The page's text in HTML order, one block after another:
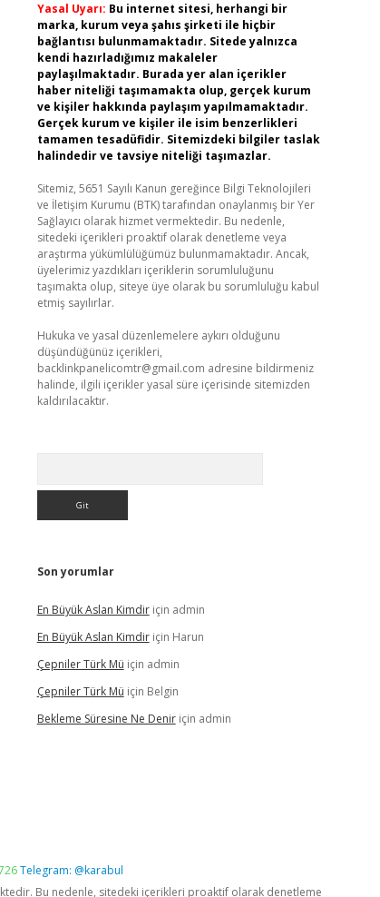
Yasal Uyarı: Bu internet sitesi, herhangi bir
marka, kurum veya şahıs şirketi ile hiçbir
bağlantısı bulunmamaktadır. Sitede yalnızca
kendi hazırladığımız makaleler
paylaşılmaktadır. Burada yer alan içerikler
haber niteliği taşımamakta olup, gerçek kurum
ve kişiler hakkında paylaşım yapılmamaktadır.
Gerçek kurum ve kişiler ile isim benzerlikleri
tamamen tesadüfidir. Sitemizdeki bilgiler taslak
halindedir ve tavsiye niteliği taşımazlar.
Sitemiz, 5651 Sayılı Kanun gereğince Bilgi Teknolojileri
ve İletişim Kurumu (BTK) tarafından onaylanmış bir Yer
Sağlayıcı olarak hizmet vermektedir. Bu nedenle,
sitedeki içerikleri proaktif olarak denetleme veya
araştırma yükümlülüğümüz bulunmamaktadır. Ancak,
üyelerimiz yazdıkları içeriklerin sorumluluğunu
taşımakta olup, siteye üye olarak bu sorumluluğu kabul
etmiş sayılırlar.
Hukuka ve yasal düzenlemelere aykırı olduğunu
düşündüğünüz içerikleri,
backlinkpanelicomtr@gmail.com adresine bildirmeniz
halinde, ilgili içerikler yasal süre içerisinde sitemizden
kaldırılacaktır.
Son yorumlar
En Büyük Aslan Kimdiriçin admin
En Büyük Aslan Kimdiriçin Harun
Çepniler Türk Mü için admin
Çepniler Türk Mü için Belgin
Bekleme Süresine Ne Deniriçin admin
Telegram: @karabul
Bu nedenle, sitedeki içerikleri proaktif olarak denetleme